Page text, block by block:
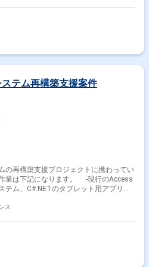
ステム再構築支援案件
の再構築支援プロジェクトに携わってい
業は下記になります。 -現行のAccess
テム、C#.NETのタブレット用アプリ、
ス